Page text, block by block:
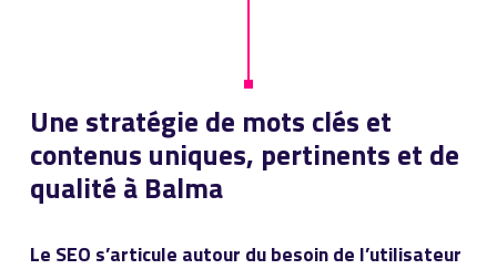
Une stratégie de mots clés et
contenus uniques, pertinents et de
qualité à Balma
Le SEO s’articule autour du besoin de l’utilisateur